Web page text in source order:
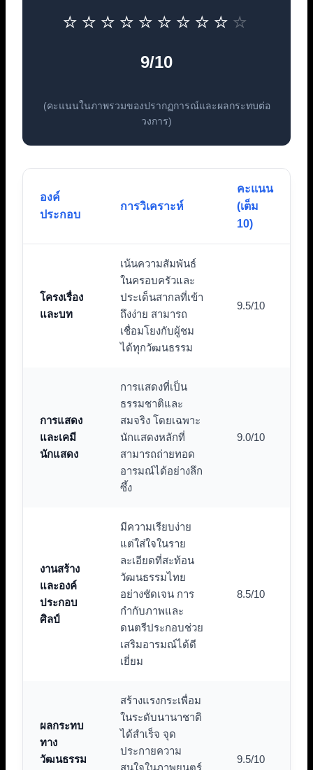
⭐ ⭐ ⭐ ⭐ ⭐ ⭐ ⭐ ⭐ ⭐ ⭐
9/10
(คะแนนในภาพรวมของปรากฏการณ์และผลกระทบต่อ
วงการ)
องค์
ประกอบ
การวิเคราะห์
คะแนน
(เต็ม
10)
โครงเรื่อง
และบท
เน้นความสัมพันธ์
ในครอบครัวและ
ประเด็นสากลที่เข้า
ถึงง่าย สามารถ
เชื่อมโยงกับผู้ชม
ได้ทุกวัฒนธรรม
9.5/10
การแสดง
และเคมี
นักแสดง
การแสดงที่เป็น
ธรรมชาติและ
สมจริง โดยเฉพาะ
นักแสดงหลักที่
สามารถถ่ายทอด
อารมณ์ได้อย่างลึก
ซึ้ง
9.0/10
งานสร้าง
และองค์
ประกอบ
ศิลป์
มีความเรียบง่าย
แต่ใส่ใจในราย
ละเอียดที่สะท้อน
วัฒนธรรมไทย
อย่างชัดเจน การ
กำกับภาพและ
ดนตรีประกอบช่วย
เสริมอารมณ์ได้ดี
เยี่ยม
8.5/10
ผลกระทบ
ทาง
วัฒนธรรม
สร้างแรงกระเพื่อม
ในระดับนานาชาติ
ได้สำเร็จ จุด
ประกายความ
9.5/10